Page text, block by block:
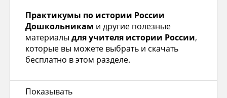
Практикумы по истории России
Дошкольникам и другие полезные
материалы для учителя истории России,
которые вы можете выбрать и скачать
бесплатно в этом разделе.
Показывать